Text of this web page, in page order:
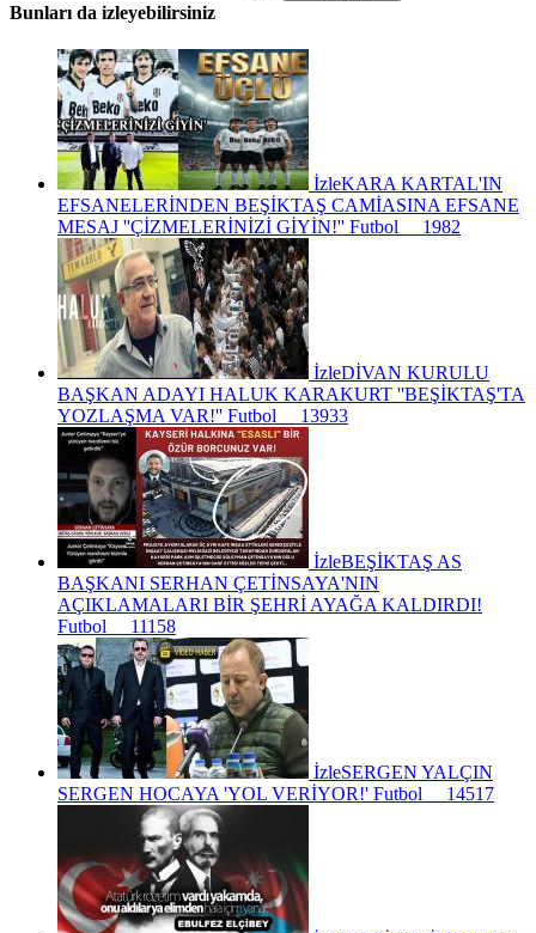
Bunları da izleyebilirsiniz
İzleKARA KARTAL'IN
EFSANELERİNDEN BEŞİKTAŞ CAMİASINA EFSANE
MESAJ ''ÇİZMELERİNİZİ GİYİN!'' Futbol 1982
İzleDİVAN KURULU
BAŞKAN ADAYI HALUK KARAKURT ''BEŞİKTAŞ'TA
YOZLAŞMA VAR!'' Futbol 13933
İzleBEŞİKTAŞ AS
BAŞKANI SERHAN ÇETİNSAYA'NIN
AÇIKLAMALARI BİR ŞEHRİ AYAĞA KALDIRDI!
Futbol 11158
İzleSERGEN YALÇIN
SERGEN HOCAYA 'YOL VERİYOR!' Futbol 14517